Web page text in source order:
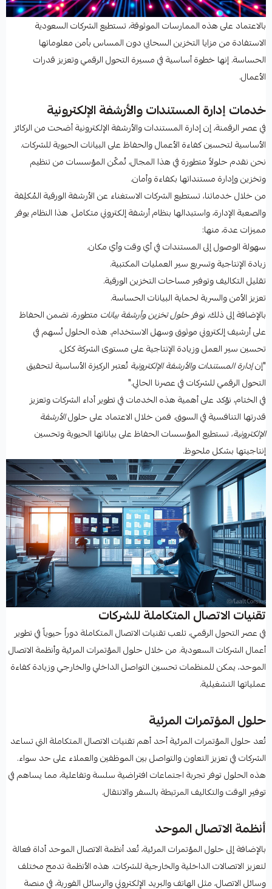
بالاعتماد على هذه الممارسات الموثوقة، تستطيع الشركات السعودية
الاستفادة من مزايا التخزين السحابي دون المساس بأمن معلوماتها
الحساسة. إنها خطوة أساسية في مسيرة التحول الرقمي وتعزيز قدرات
الأعمال.
خدمات إدارة المستندات والأرشفة الإلكترونية
في عصر الرقمنة، إن إدارة المستندات والأرشفة الإلكترونية أضحت من الركائز
الأساسية لتحسين كفاءة الأعمال والحفاظ على البيانات الحيوية للشركات.
نحن نقدم حلولاً متطورة في هذا المجال، تُمكّن المؤسسات من تنظيم
وتخزين وإدارة مستنداتها بكفاءة وأمان.
من خلال خدماتنا، تستطيع الشركات الاستغناء عن الأرشفة الورقية المُكلِفة
والصعبة الإدارة، واستبدالها بنظام أرشفة إلكتروني متكامل. هذا النظام يوفر
مميزات عدة، منها:
سهولة الوصول إلى المستندات في أي وقت وأي مكان.
زيادة الإنتاجية وتسريع سير العمليات المكتبية.
تقليل التكاليف وتوفير مساحات التخزين الورقية.
تعزيز الأمن والسرية لحماية البيانات الحساسة.
بالإضافة إلى ذلك، نوفرحلول تخزين وأرشفة بيانات متطورة، تضمن الحفاظ
على أرشيف إلكتروني موثوق وسهل الاستخدام. هذه الحلول تُسهم في
تحسين سير العمل وزيادة الإنتاجية على مستوى الشركة ككل.
"إنإدارة المستندات والأرشفة الإلكترونيةتُعتبر الركيزة الأساسية لتحقيق
التحول الرقمي للشركات في عصرنا الحالي."
في الختام، نؤكد على أهمية هذه الخدمات في تطوير أداء الشركات وتعزيز
قدرتها التنافسية في السوق. فمن خلال الاعتماد على حلولالأرشفة
الإلكترونية، تستطيع المؤسسات الحفاظ على بياناتها الحيوية وتحسين
إنتاجيتها بشكل ملحوظ.
تقنيات الاتصال المتكاملة للشركات
في عصر التحول الرقمي، تلعب تقنيات الاتصال المتكاملة دوراً حيوياً في تطوير
أعمال الشركات السعودية. من خلال حلول المؤتمرات المرئية وأنظمة الاتصال
الموحد، يمكن للمنظمات تحسين التواصل الداخلي والخارجي وزيادة كفاءة
عملياتها التشغيلية.
حلول المؤتمرات المرئية
تُعد حلول المؤتمرات المرئية أحد أهم تقنيات الاتصال المتكاملة التي تساعد
الشركات في تعزيز التعاون والتواصل بين الموظفين والعملاء على حد سواء.
هذه الحلول توفر تجربة اجتماعات افتراضية سلسة وتفاعلية، مما يساهم في
توفير الوقت والتكاليف المرتبطة بالسفر والانتقال.
أنظمة الاتصال الموحد
بالإضافة إلى حلول المؤتمرات المرئية، تُعد أنظمة الاتصال الموحد أداة فعالة
لتعزيز الاتصالات الداخلية والخارجية للشركات. هذه الأنظمة تدمج مختلف
وسائل الاتصال، مثل الهاتف والبريد الإلكتروني والرسائل الفورية، في منصة